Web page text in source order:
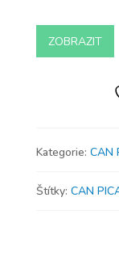
ZOBRAZIT
Kategorie: CAN
Štítky: CAN